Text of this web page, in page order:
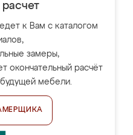
к Вам с каталогом
замеры,
окончательный расчёт
мебели.